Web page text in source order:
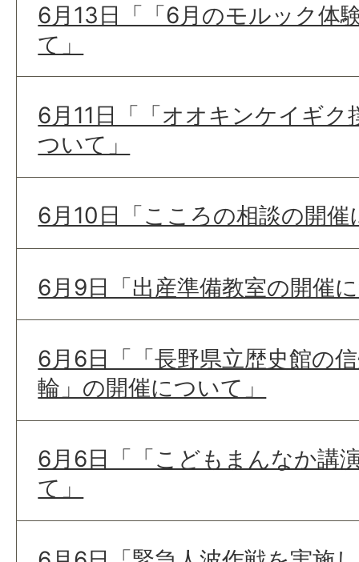
6月13日「「6月のモルック体
て」
6月11日「「オオキンケイギク
ついて」
6月10日「こころの相談の開催
6月9日「出産準備教室の開催
6月6日「「長野県立歴史館の
輪」の開催について」
6月6日「「こどもまんなか講
て」